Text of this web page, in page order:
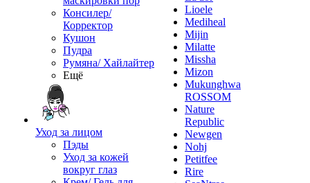
Консилер/
Корректор
Кушон
Пудра
Румяна/ Хайлайтер
Ещё
Уход за лицом
Пэды
Уход за кожей
вокруг глаз
Lioele
Mediheal
Mijin
Milatte
Missha
Mizon
Mukunghwa
ROSSOM
Nature
Republic
Newgen
Nohj
Petitfee
Rire